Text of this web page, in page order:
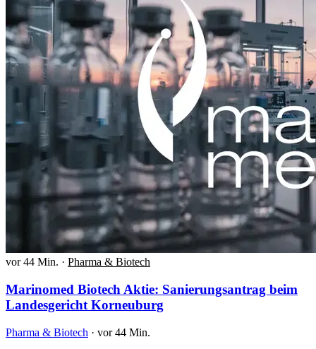
vor 44 Min. · Pharma & Biotech
Marinomed Biotech Aktie: Sanierungsantrag beim
Landesgericht Korneuburg
Pharma & Biotech · vor 44 Min.